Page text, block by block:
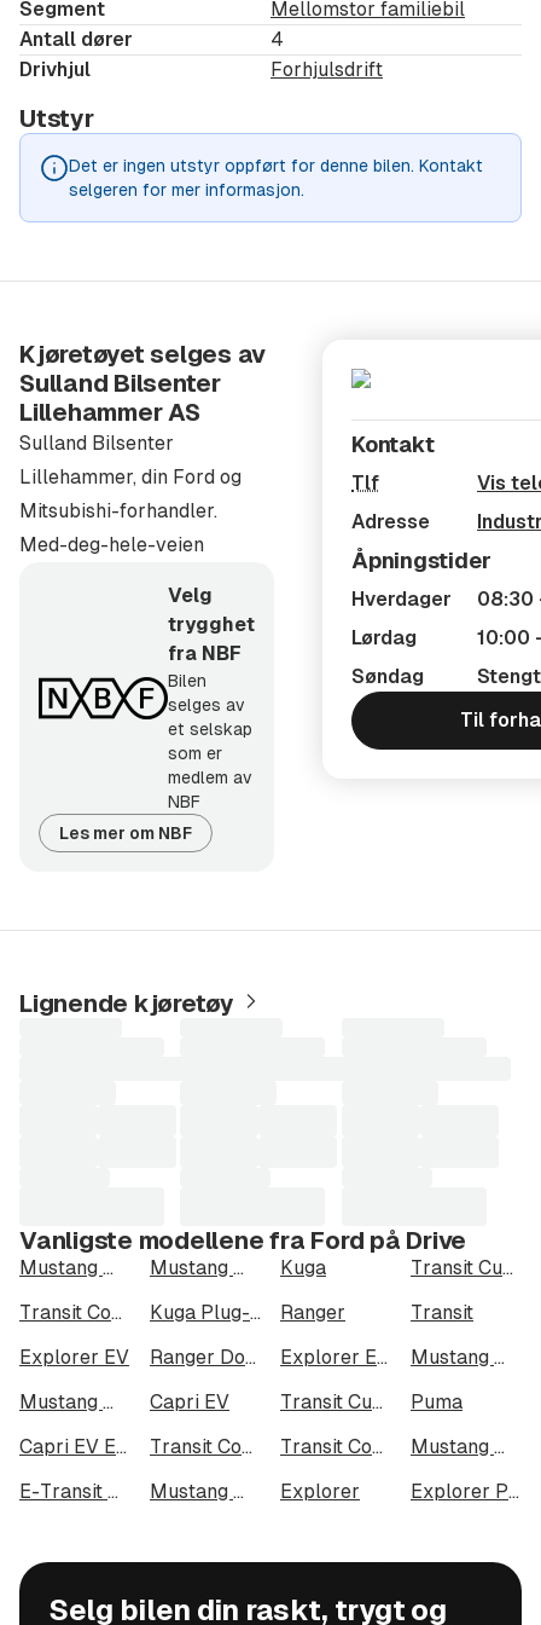
Innbytte:
Har du en bil du vurderer å bytte inn? Send oss
om motor og utstyrsnivå – så gir vi deg en vurdering.
Forsikring:
Hos oss får du tilbud på noen av markedets mest
samarbeider med IF, Gjensidige, Fremtind og Enter
Finansiering:
Vi tilbyr fleksible finansieringsløsninger via Santander
Consumer Bank – fra 0 kr i egenkapital og inntil 10 års
nedbetalingstid. Vi skreddersyr finansieringen etter
dine behov.
For ytterligere informasjon ta kontakt med oss direkte.
Segment
Mellomstor familiebil
Antall dører
4
Drivhjul
Forhjulsdrift
Utstyr
Det er ingen utstyr oppført for denne bilen. Kontakt
selgeren for mer informasjon.
Kjøretøyet selges av
Sulland Bilsenter
Lillehammer AS
Sulland Bilsenter
Lillehammer, din Ford og
Mitsubishi-forhandler.
Med-deg-hele-veien
Velg
trygghet
fra NBF
Bilen
selges av
et selskap
som er
medlem av
NBF
Les mer om NBF
Kontakt
Tlf
Vis
Adresse
Åpningstider
Hverdager
08:30
Lørdag
10:00
Søndag
Stengt
Til
Lignende kjøretøy
Vanligste modellene fra Ford på Drive
Mustang Mach-E Mustang Mach-E Long Range AWD Kuga
Transit Custom
Transit Connect
Kuga Plug-In Hybrid Ranger
Transit
Explorer EV
Ranger Dobbelcab Explorer EV Extended Range AWD
Mustang Mach-E Long Range
Mustang Mach-E GT
Capri EV Transit Custom 320
Puma
Capri EV Extended Range AWD
Transit Connect 240 LWB Transit Courier
Mustang Mach-E Standard Range AWD
E-Transit Custom 320
Mustang Mach-E Standard Range Explorer Explorer Plug-In Hybrid
Selg bilen din raskt, trygt og